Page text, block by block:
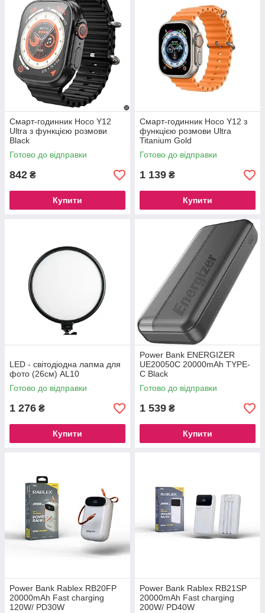
Cмарт-годинник Hoco Y12
Ultra з функцією розмови
Black
Готово до відправки
842 ₴
Купити
Cмарт-годинник Hoco Y12 з
функцією розмови Ultra
Titanium Gold
Готово до відправки
1 139 ₴
Купити
LED - світодіодна лапма для
фото (26см) AL10
Готово до відправки
1 276 ₴
Купити
Power Bank ENERGIZER
UE20050C 20000mAh TYPE-
C Black
Готово до відправки
1 539 ₴
Купити
Power Bank Rablex RB20FP
20000mAh Fast charging
120W/ PD30W
Power Bank Rablex RB21SP
20000mAh Fast charging
200W/ PD40W